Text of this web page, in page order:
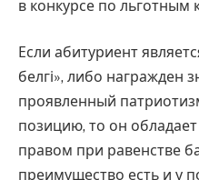
в конкурсе по льготным
Если абитуриент
белгі», либо награжден
проявленный
позицию, то он
правом при равенстве
преимущество есть и у